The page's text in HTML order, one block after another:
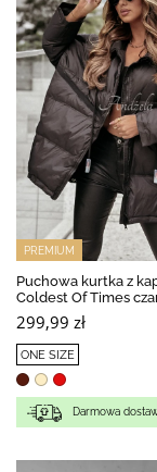
PREMIUM
Puchowa kurtka z
Coldest Of Times
299,99 zł
ONE SIZE
Darmowa